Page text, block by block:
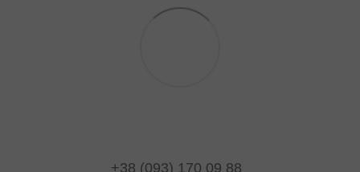
+38 (093) 170 09 88